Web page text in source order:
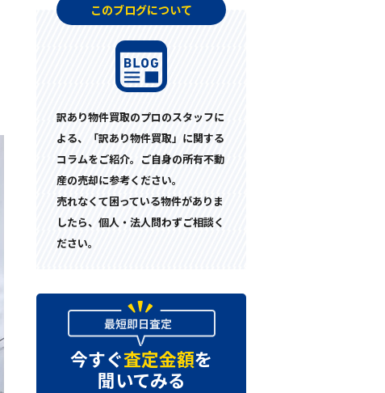
このブログについて
訳あり物件買取のプロのスタッフに
よる、「訳あり物件買取」に関する
コラムをご紹介。ご自身の所有不動
産の売却に参考ください。
売れなくて困っている物件がありま
したら、個人・法人問わずご相談く
ださい。
今すぐ査定金額を
聞いてみる